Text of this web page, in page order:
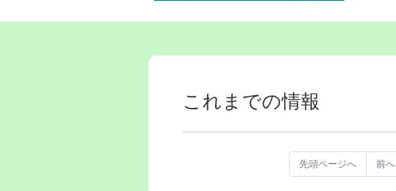
これまでの情報
先頭ページへ 前へ